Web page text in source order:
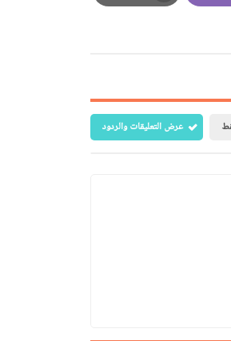
Print
عرض التعليقات والردود